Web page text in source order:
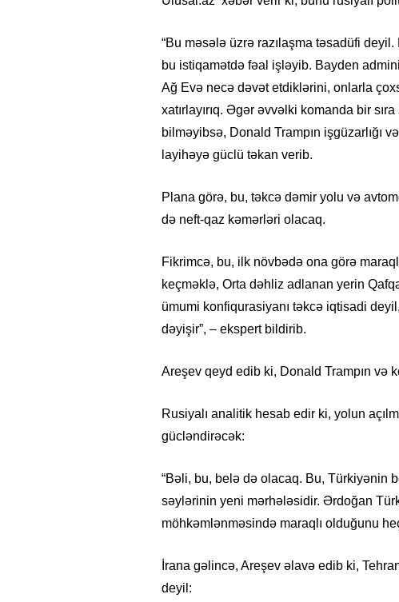
“Bu məsələ üzrə razılaşma təsadüfi
bu istiqamətdə fəal işləyib. Bayden
Ağ Evə necə dəvət etdiklərini, onlarla
xatırlayırıq. Əgər əvvəlki komanda bir
bilməyibsə, Donald Trampın işgüzarlığı
layihəyə güclü təkan verib.
Plana görə, bu, təkcə dəmir yolu və
də neft-qaz kəmərləri olacaq.
Fikrimcə, bu, ilk növbədə ona görə
keçməklə, Orta dəhliz adlanan yerin
ümumi konfiqurasiyanı təkcə iqtisadi
dəyişir”, – ekspert bildirib.
Areşev qeyd edib ki, Donald Trampın və
Rusiyalı analitik hesab edir ki, yolun
gücləndirəcək:
“Bəli, bu, belə də olacaq. Bu, Türkiyənin
səylərinin yeni mərhələsidir. Ərdoğan
möhkəmlənməsində maraqlı olduğunu
İrana gəlincə, Areşev əlavə edib ki,
deyil: